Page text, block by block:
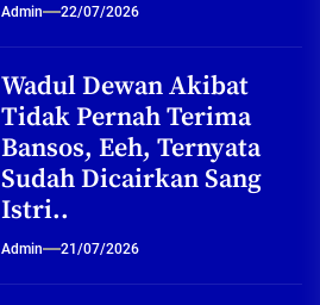
Admin 22/07/2026
Wadul Dewan Akibat
Tidak Pernah Terima
Bansos, Eeh, Ternyata
Sudah Dicairkan Sang
Istri..
Admin 21/07/2026